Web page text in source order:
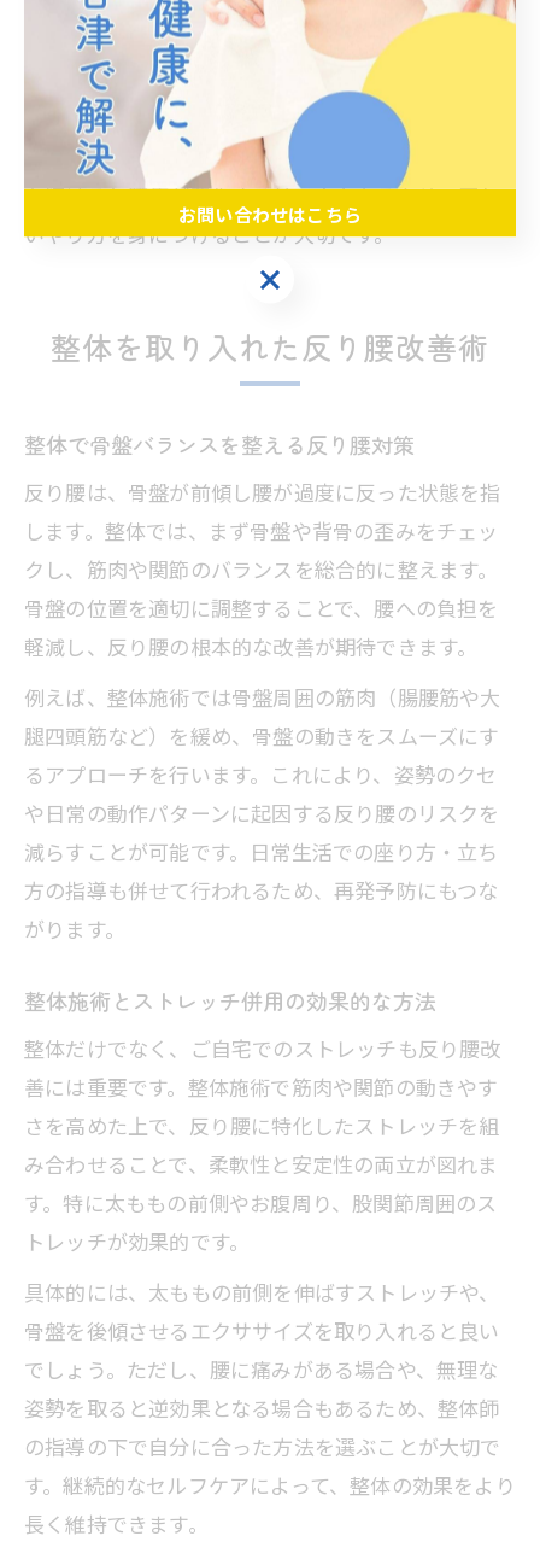
やすくなります。
ただし、ストレッチ中に強い痛みやしびれ、違和感
が出た場合はすぐに中止し、整体院や医療機関に相
談してください。また、自己流で無理なストレッチ
を続けると腰痛が悪化するリスクもあるため、正し
いやり方を身につけることが大切です。
整体を取り入れた反り腰改善術
整体で骨盤バランスを整える反り腰対策
反り腰は、骨盤が前傾し腰が過度に反った状態を指
します。整体では、まず骨盤や背骨の歪みをチェッ
クし、筋肉や関節のバランスを総合的に整えます。
骨盤の位置を適切に調整することで、腰への負担を
軽減し、反り腰の根本的な改善が期待できます。
例えば、整体施術では骨盤周囲の筋肉（腸腰筋や大
腿四頭筋など）を緩め、骨盤の動きをスムーズにす
るアプローチを行います。これにより、姿勢のクセ
や日常の動作パターンに起因する反り腰のリスクを
減らすことが可能です。日常生活での座り方・立ち
方の指導も併せて行われるため、再発予防にもつな
がります。
整体施術とストレッチ併用の効果的な方法
整体だけでなく、ご自宅でのストレッチも反り腰改
善には重要です。整体施術で筋肉や関節の動きやす
さを高めた上で、反り腰に特化したストレッチを組
み合わせることで、柔軟性と安定性の両立が図れま
す。特に太ももの前側やお腹周り、股関節周囲のス
トレッチが効果的です。
具体的には、太ももの前側を伸ばすストレッチや、
骨盤を後傾させるエクササイズを取り入れると良い
でしょう。ただし、腰に痛みがある場合や、無理な
姿勢を取ると逆効果となる場合もあるため、整体師
の指導の下で自分に合った方法を選ぶことが大切で
す。継続的なセルフケアによって、整体の効果をより
長く維持できます。
お問い合わせはこちら
お問い合わせはこちら